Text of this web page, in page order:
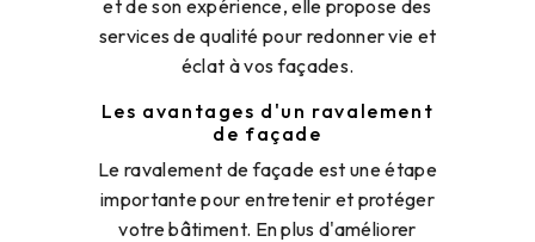
et de son expérience, elle propose des
services de qualité pour redonner vie et
éclat à vos façades.
Les avantages d'un ravalement
de façade
Le ravalement de façade est une étape
importante pour entretenir et protéger
votre bâtiment. En plus d'améliorer